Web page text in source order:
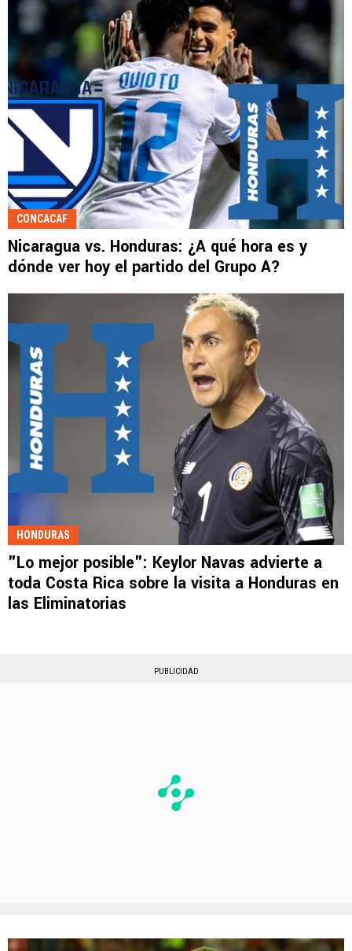
CONCACAF
Nicaragua vs. Honduras: ¿A qué hora es y
dónde ver hoy el partido del Grupo A?
HONDURAS
"Lo mejor posible": Keylor Navas advierte a
toda Costa Rica sobre la visita a Honduras en
las Eliminatorias
PUBLICIDAD